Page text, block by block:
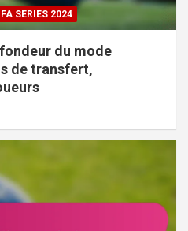
SERIES 2024
du mode
de transfert,